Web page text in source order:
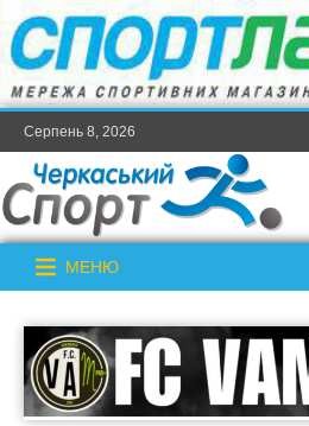
Серпень 8, 2026
МЕНЮ